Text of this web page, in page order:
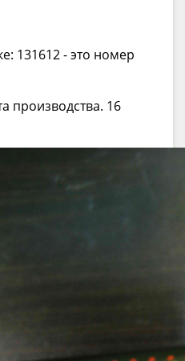
131612 - это номер
производства. 16